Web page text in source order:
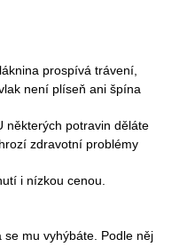
prospívá trávení,
není plíseň ani špína
některých potravin děláte
zdravotní problémy
i nízkou cenou.
mu vyhýbáte. Podle něj